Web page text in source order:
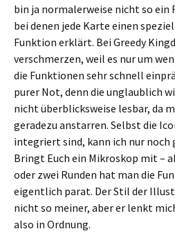
bin ja normalerweise nicht so ein
bei denen jede Karte einen
Funktion erklärt. Bei Greedy
verschmerzen, weil es nur um
die Funktionen sehr schnell
purer Not, denn die unglaublich
nicht überblicksweise lesbar, da
geradezu anstarren. Selbst die
integriert sind, kann ich nur noch
Bringt Euch ein Mikroskop mit –
oder zwei Runden hat man die
eigentlich parat. Der Stil der
nicht so meiner, aber er lenkt
also in Ordnung.